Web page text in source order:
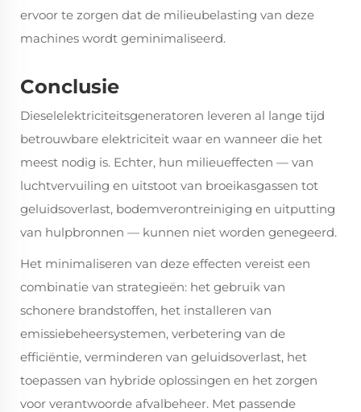
ervoor te zorgen dat de milieubelasting van deze
machines wordt geminimaliseerd.
Conclusie
Dieselelektriciteitsgeneratoren leveren al lange tijd
betrouwbare elektriciteit waar en wanneer die het
meest nodig is. Echter, hun milieueffecten — van
luchtvervuiling en uitstoot van broeikasgassen tot
geluidsoverlast, bodemverontreiniging en uitputting
van hulpbronnen — kunnen niet worden genegeerd.
Het minimaliseren van deze effecten vereist een
combinatie van strategieën: het gebruik van
schonere brandstoffen, het installeren van
emissiebeheersystemen, verbetering van de
efficiëntie, verminderen van geluidsoverlast, het
toepassen van hybride oplossingen en het zorgen
voor verantwoorde afvalbeheer. Met passende